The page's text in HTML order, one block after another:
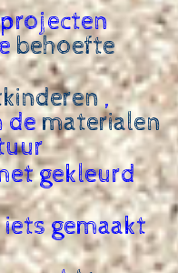
behoefte
,
dematerialen
gekleurd
gemaakt